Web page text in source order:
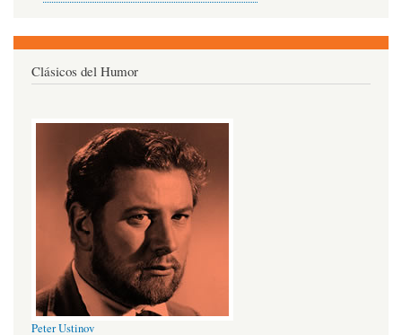
Clásicos del Humor
Peter Ustinov